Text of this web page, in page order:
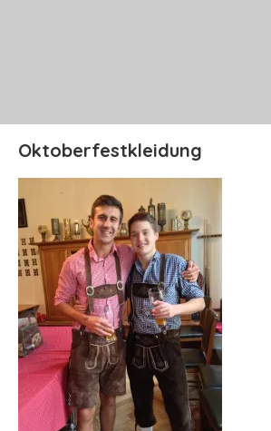
Oktoberfestkleidung